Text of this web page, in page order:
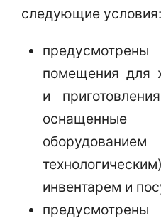
следующие условия:
предусмотрены
помещения для
и
инвентарем и